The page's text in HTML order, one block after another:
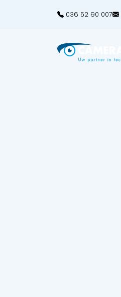
036 52 90 007